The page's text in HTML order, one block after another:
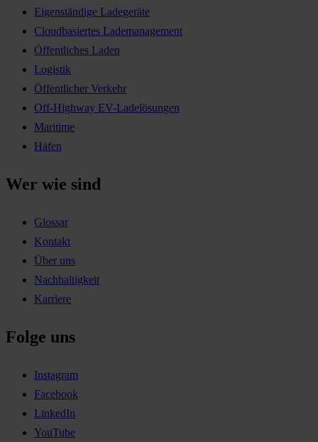
Eigenständige Ladegeräte
Cloudbasiertes Lademanagement
Öffentliches Laden
Logistik
Öffentlicher Verkehr
Off-Highway EV-Ladelösungen
Maritime
Häfen
Wer wie sind
Glossar
Kontakt
Über uns
Nachhaltigkeit
Karriere
Folge uns
Instagram
Facebook
LinkedIn
YouTube